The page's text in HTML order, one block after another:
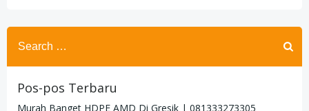
Search
for:
Pos-pos Terbaru
Murah Banget HDPE AMD Di Gresik | 081333273305